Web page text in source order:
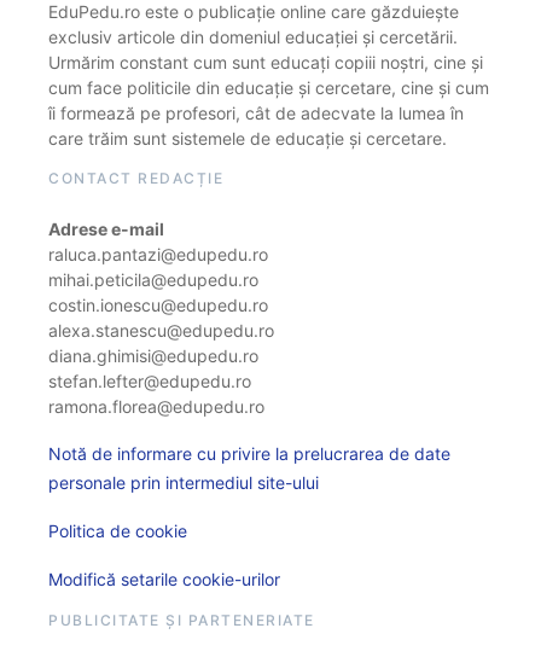
EduPedu.ro este o publicație online care găzduiește
exclusiv articole din domeniul educației și cercetării.
Urmărim constant cum sunt educați copiii noștri, cine și
cum face politicile din educație și cercetare, cine și cum
îi formează pe profesori, cât de adecvate la lumea în
care trăim sunt sistemele de educație și cercetare.
CONTACT REDACȚIE
Adrese e-mail
raluca.pantazi@edupedu.ro
mihai.peticila@edupedu.ro
costin.ionescu@edupedu.ro
alexa.stanescu@edupedu.ro
diana.ghimisi@edupedu.ro
stefan.lefter@edupedu.ro
ramona.florea@edupedu.ro
Notă de informare cu privire la prelucrarea de date
personale prin intermediul site-ului
Politica de cookie
Modifică setarile cookie-urilor
PUBLICITATE ȘI PARTENERIATE